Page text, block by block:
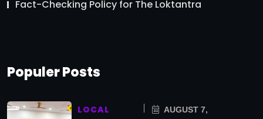
Fact-Checking Policy for The Loktantra
Populer Posts
LOCAL
AUGUST 7,